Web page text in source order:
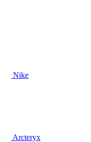
Nike
Arcteryx